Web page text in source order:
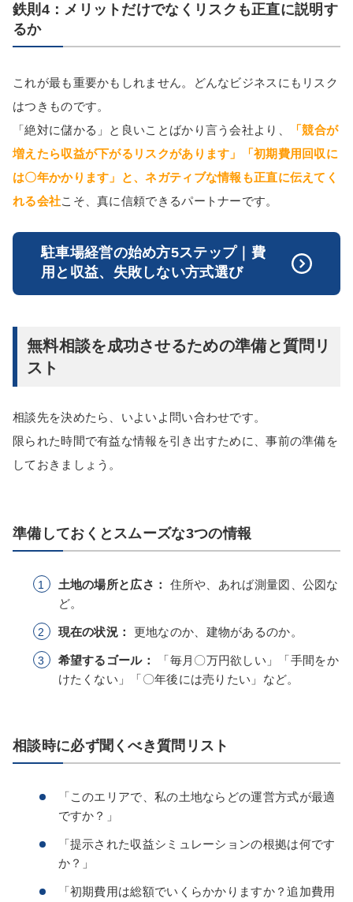
鉄則4：メリットだけでなくリスクも正直に説明す
るか
これが最も重要かもしれません。どんなビジネスにもリスク
はつきものです。
「絶対に儲かる」と良いことばかり言う会社より、
「競合が
増えたら収益が下がるリスクがあります」「初期費用回収に
は〇年かかります」と、ネガティブな情報も正直に伝えてく
れる会社こそ、真に信頼できるパートナーです。
駐車場経営の始め方5ステップ｜費
用と収益、失敗しない方式選び
無料相談を成功させるための準備と質問リ
スト
相談先を決めたら、いよいよ問い合わせです。
限られた時間で有益な情報を引き出すために、事前の準備を
しておきましょう。
準備しておくとスムーズな3つの情報
土地の場所と広さ：
住所や、あれば測量図、公図な
ど。
現在の状況： 更地なのか、建物があるのか。
希望するゴール：
「毎月〇万円欲しい」「手間をか
けたくない」「〇年後には売りたい」など。
相談時に必ず聞くべき質問リスト
「このエリアで、私の土地ならどの運営方式が最適
ですか？」
「提示された収益シミュレーションの根拠は何です
か？」
「初期費用は総額でいくらかかりますか？追加費用